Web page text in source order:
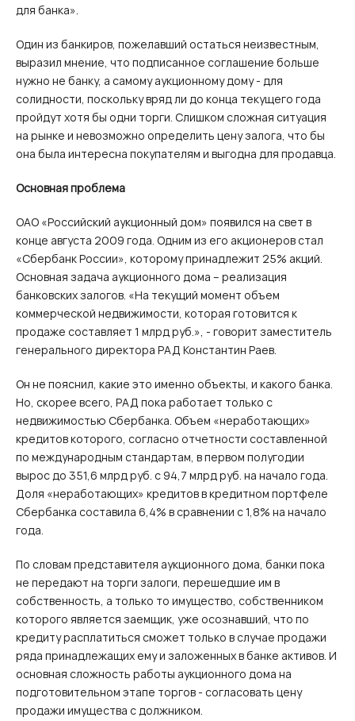
для банка».
Один из банкиров, пожелавший остаться неизвестным,
выразил мнение, что подписанное соглашение больше
нужно не банку, а самому аукционному дому - для
солидности, поскольку вряд ли до конца текущего года
пройдут хотя бы одни торги. Слишком сложная ситуация
на рынке и невозможно определить цену залога, что бы
она была интересна покупателям и выгодна для продавца.
Основная проблема
ОАО «Российский аукционный дом» появился на свет в
конце августа 2009 года. Одним из его акционеров стал
«Сбербанк России», которому принадлежит 25% акций.
Основная задача аукционного дома – реализация
банковских залогов. «На текущий момент объем
коммерческой недвижимости, которая готовится к
продаже составляет 1 млрд руб.», - говорит заместитель
генерального директора РАД Константин Раев.
Он не пояснил, какие это именно объекты, и какого банка.
Но, скорее всего, РАД пока работает только с
недвижимостью Сбербанка. Объем «неработающих»
кредитов которого, согласно отчетности составленной
по международным стандартам, в первом полугодии
вырос до 351,6 млрд руб. с 94,7 млрд руб. на начало года.
Доля «неработающих» кредитов в кредитном портфеле
Сбербанка составила 6,4% в сравнении с 1,8% на начало
года.
По словам представителя аукционного дома, банки пока
не передают на торги залоги, перешедшие им в
собственность, а только то имущество, собственником
которого является заемщик, уже осознавший, что по
кредиту расплатиться сможет только в случае продажи
ряда принадлежащих ему и заложенных в банке активов. И
основная сложность работы аукционного дома на
подготовительном этапе торгов - согласовать цену
продажи имущества с должником.